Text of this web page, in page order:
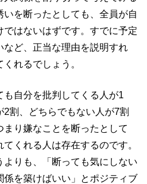
いを断ったとしても、全員が自
はないはずです。すでに予定
など、正当な理由を説明すれ
れるでしょう。
も自分を批判してくる人が1
2割、どちらでもない人が7割
り嫌なことを断ったとして
くれる人は存在するのです。
りも、「断っても気にしない
係を築けばいい」とポジティブ